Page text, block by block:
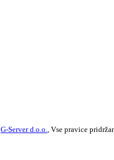
G-Server d.o.o., Vse pravice